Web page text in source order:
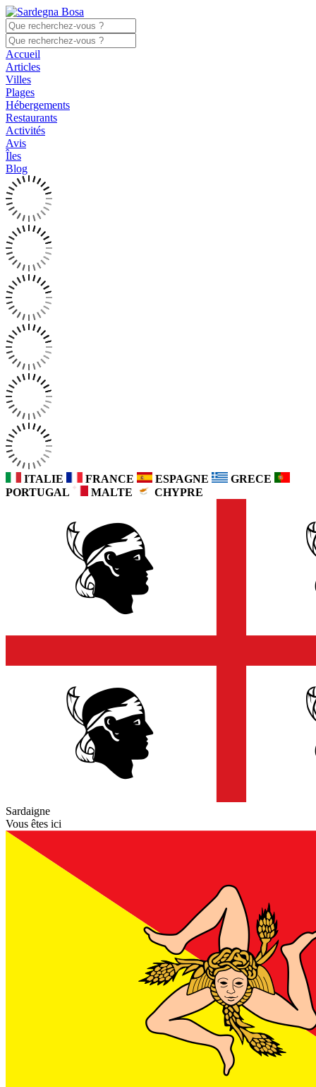
Accueil
Articles
Villes
Plages
Hébergements
Restaurants
Activités
Avis
Îles
Blog
ITALIE FRANCE ESPAGNE
GRECE
PORTUGAL
MALTE CHYPRE
Sardaigne
Vous êtes ici